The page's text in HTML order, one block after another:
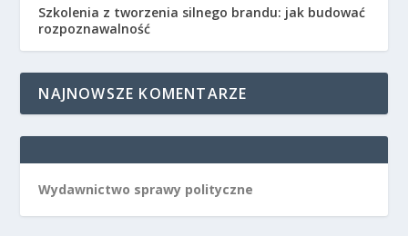
Szkolenia z tworzenia silnego brandu: jak budować
rozpoznawalność
NAJNOWSZE KOMENTARZE
Wydawnictwo sprawy polityczne